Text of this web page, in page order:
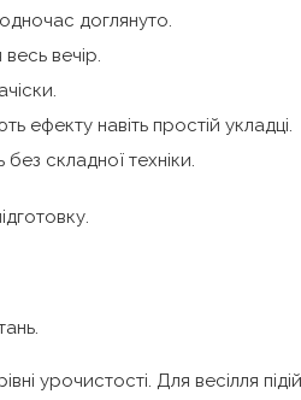
доглянуто.
вечір.
навіть простій укладці.
складної техніки.
урочистості. Для весілля